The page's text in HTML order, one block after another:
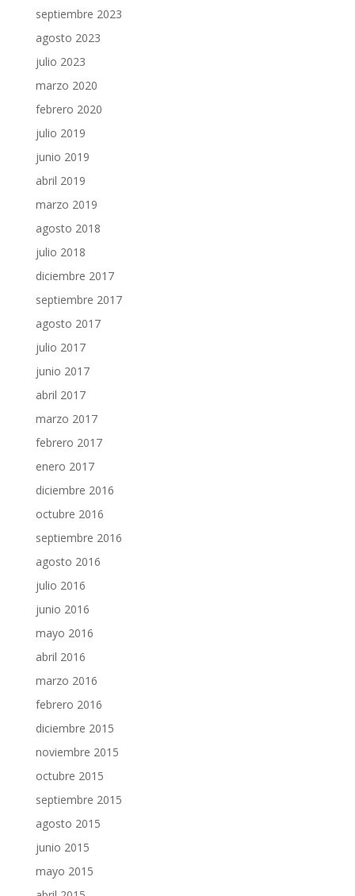
septiembre 2023
agosto 2023
julio 2023
marzo 2020
febrero 2020
julio 2019
junio 2019
abril 2019
marzo 2019
agosto 2018
julio 2018
diciembre 2017
septiembre 2017
agosto 2017
julio 2017
junio 2017
abril 2017
marzo 2017
febrero 2017
enero 2017
diciembre 2016
octubre 2016
septiembre 2016
agosto 2016
julio 2016
junio 2016
mayo 2016
abril 2016
marzo 2016
febrero 2016
diciembre 2015
noviembre 2015
octubre 2015
septiembre 2015
agosto 2015
junio 2015
mayo 2015